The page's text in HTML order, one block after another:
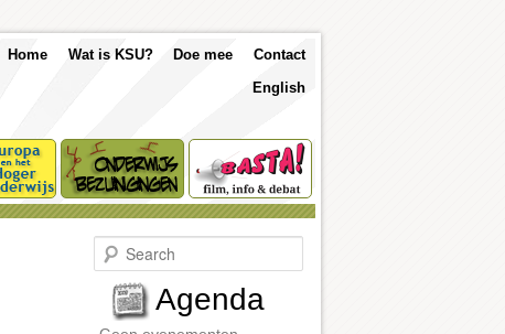
TopSkip
content
Skip
content
Contact
Doe mee
Wat is KSU?
Home
English
e
c
Agenda